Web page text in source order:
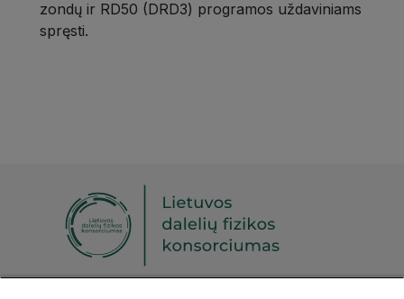
zondų ir RD50 (DRD3) programos uždaviniams
spręsti.